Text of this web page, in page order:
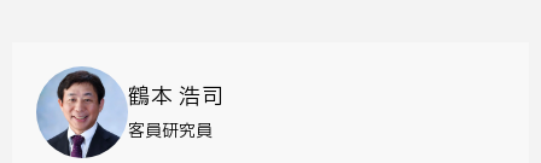
鶴本 浩司
客員研究員